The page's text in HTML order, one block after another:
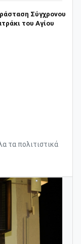
Σύγχρονου
του Αγίου
τα πολιτιστικά